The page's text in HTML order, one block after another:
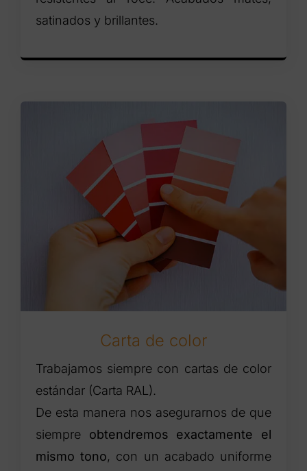
satinados y brillantes.
Carta de color
Trabajamos siempre con cartas de color
estándar (Carta RAL).
De esta manera nos asegurarnos de que
siempre obtendremos exactamente el
mismo tono, con un acabado uniforme